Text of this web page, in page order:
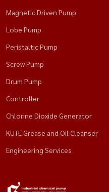
Magnetic Driven Pump
Lobe Pump
Peristaltic Pump
Screw Pump
Drum Pump
Controller
Chlorine Dioxide Generator
KUTE Grease and Oil Cleanser
Engineering Services